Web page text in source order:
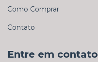
Como Comprar
Contato
Entre em contato